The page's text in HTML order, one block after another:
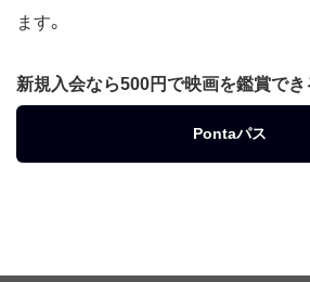
ます。
新規入会なら500円で映画を鑑賞でき
Pontaパス